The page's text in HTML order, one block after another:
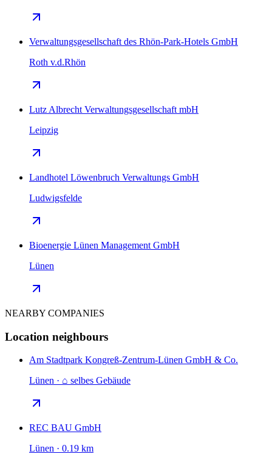
Verwaltungsgesellschaft des Rhön-Park-Hotels GmbH
Roth v.d.Rhön
Lutz Albrecht Verwaltungsgesellschaft mbH
Leipzig
Landhotel Löwenbruch Verwaltungs GmbH
Ludwigsfelde
Bioenergie Lünen Management GmbH
Lünen
NEARBY COMPANIES
Location neighbours
Am Stadtpark Kongreß-Zentrum-Lünen GmbH & Co.
Lünen · ⌂ selbes Gebäude
REC BAU GmbH
Lünen · 0.19 km